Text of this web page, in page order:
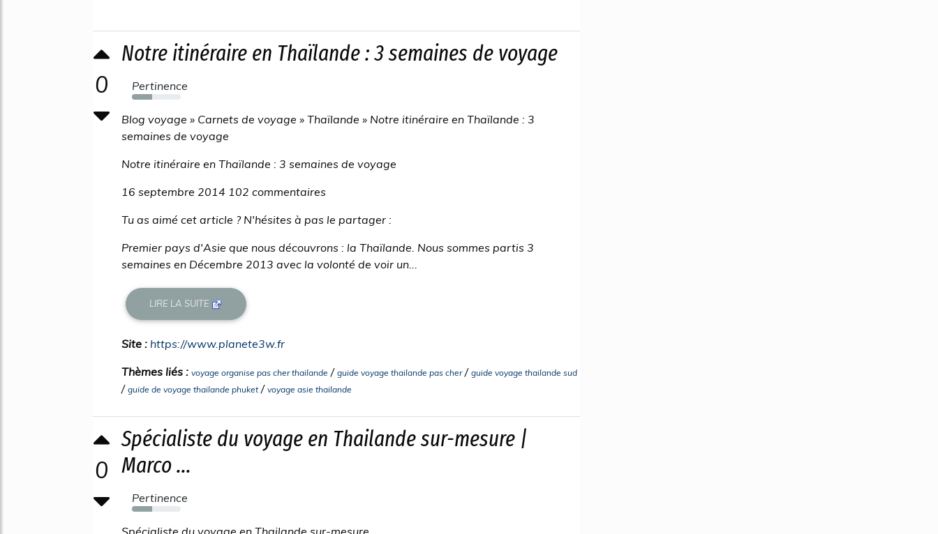
0
Notre itinéraire en Thaïlande : 3 semaines de voyage
Pertinence
42%
Blog voyage » Carnets de voyage » Thaïlande » Notre itinéraire en Thaïlande : 3
semaines de voyage
Notre itinéraire en Thaïlande : 3 semaines de voyage
16 septembre 2014 102 commentaires
Tu as aimé cet article ? N'hésites à pas le partager :
Premier pays d'Asie que nous découvrons : la Thaïlande. Nous sommes partis 3
semaines en Décembre 2013 avec la volonté de voir un...
LIRE LA SUITE
Site : https://www.planete3w.fr
Thèmes liés : voyage organise pas cher thailande / guide voyage thailande pas cher/ guide voyage thailande sud
/ guide de voyage thailande phuket/ voyage asie thailande
0
Spécialiste du voyage en Thailande sur-mesure |
Marco ...
Pertinence
41%
Spécialiste du voyage en Thailande sur-mesure